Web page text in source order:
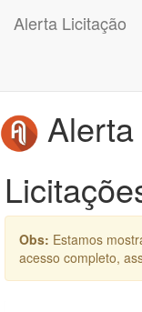
Alerta Licitação
Obs: Estamos
acesso completo,